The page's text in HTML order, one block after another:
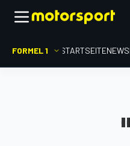
FORMEL 1 STARTSEITENEWS